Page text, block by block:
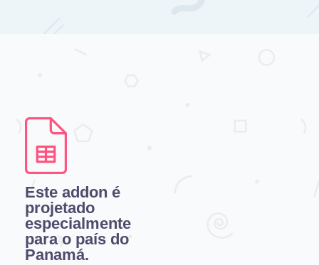
Este addon é
projetado
especialmente
para o país do
Panamá.